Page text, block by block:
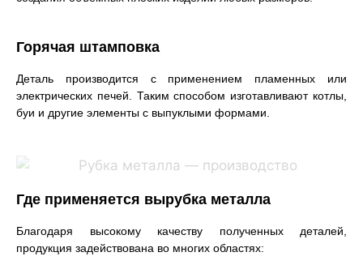
Горячая штамповка
Деталь производится с применением пламенных или
электрических печей. Таким способом изготавливают котлы,
буи и другие элементы с выпуклыми формами.
Где применяется вырубка металла
Благодаря высокому качеству полученных деталей,
продукция задействована во многих областях: